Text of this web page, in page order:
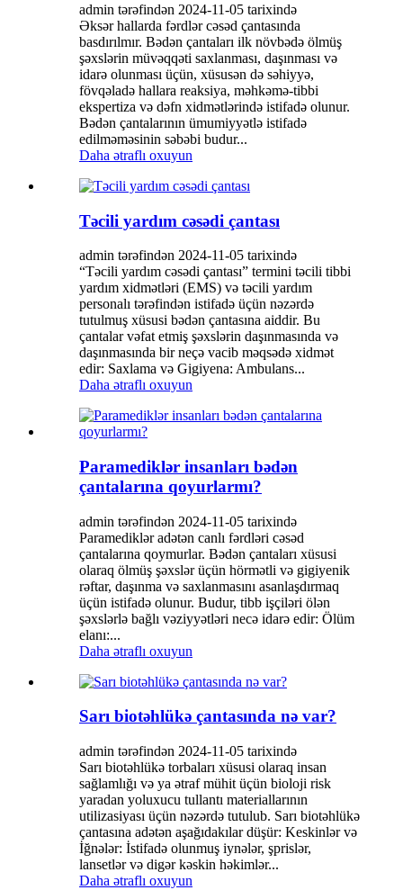
admin tərəfindən 2024-11-05 tarixində
Əksər hallarda fərdlər cəsəd çantasında
basdırılmır. Bədən çantaları ilk növbədə ölmüş
şəxslərin müvəqqəti saxlanması, daşınması və
idarə olunması üçün, xüsusən də səhiyyə,
fövqəladə hallara reaksiya, məhkəmə-tibbi
ekspertiza və dəfn xidmətlərində istifadə olunur.
Bədən çantalarının ümumiyyətlə istifadə
edilməməsinin səbəbi budur...
Daha ətraflı oxuyun
Təcili yardım cəsədi çantası
admin tərəfindən 2024-11-05 tarixində
“Təcili yardım cəsədi çantası” termini təcili tibbi
yardım xidmətləri (EMS) və təcili yardım
personalı tərəfindən istifadə üçün nəzərdə
tutulmuş xüsusi bədən çantasına aiddir. Bu
çantalar vəfat etmiş şəxslərin daşınmasında və
daşınmasında bir neçə vacib məqsədə xidmət
edir: Saxlama və Gigiyena: Ambulans...
Daha ətraflı oxuyun
Paramediklər insanları bədən
çantalarına qoyurlarmı?
admin tərəfindən 2024-11-05 tarixində
Paramediklər adətən canlı fərdləri cəsəd
çantalarına qoymurlar. Bədən çantaları xüsusi
olaraq ölmüş şəxslər üçün hörmətli və gigiyenik
rəftar, daşınma və saxlanmasını asanlaşdırmaq
üçün istifadə olunur. Budur, tibb işçiləri ölən
şəxslərlə bağlı vəziyyətləri necə idarə edir: Ölüm
elanı:...
Daha ətraflı oxuyun
Sarı biotəhlükə çantasında nə var?
admin tərəfindən 2024-11-05 tarixində
Sarı biotəhlükə torbaları xüsusi olaraq insan
sağlamlığı və ya ətraf mühit üçün bioloji risk
yaradan yoluxucu tullantı materiallarının
utilizasiyası üçün nəzərdə tutulub. Sarı biotəhlükə
çantasına adətən aşağıdakılar düşür: Keskinlər və
İğnələr: İstifadə olunmuş iynələr, şprislər,
lansetlər və digər kəskin həkimlər...
Daha ətraflı oxuyun